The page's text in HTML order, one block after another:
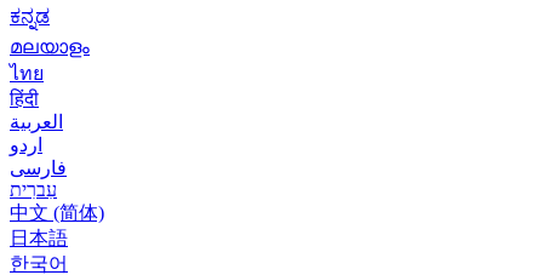
ಕನ್ನಡ
മലയാളം
ไทย
हिंदी
العربية
اردو
فارسی
עִברִית
中文 (简体)
日本語
한국어